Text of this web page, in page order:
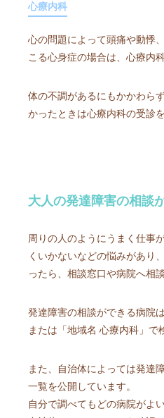
心療内科
心の問題によって頭痛や動悸
こる心身症の場合は、心療内
体の不調があるにもかかわら
かったときは心療内科の受診
大人の発達障害の相談
周りの人のようにうまく仕事
くいかないなどの悩みがあり
ったら、相談窓口や病院へ相
発達障害の相談ができる病院
または「地域名 心療内科」で
また、自治体によっては発達
一覧を公開しています。
自分で調べてもどの病院がよ